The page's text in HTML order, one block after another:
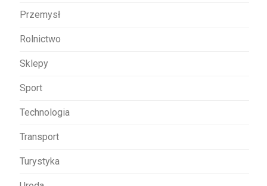
Przemysł
Rolnictwo
Sklepy
Sport
Technologia
Transport
Turystyka